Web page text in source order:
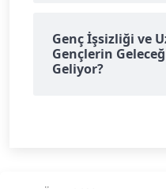
Genç İşsizliği ve
Gençlerin
Geliyor?